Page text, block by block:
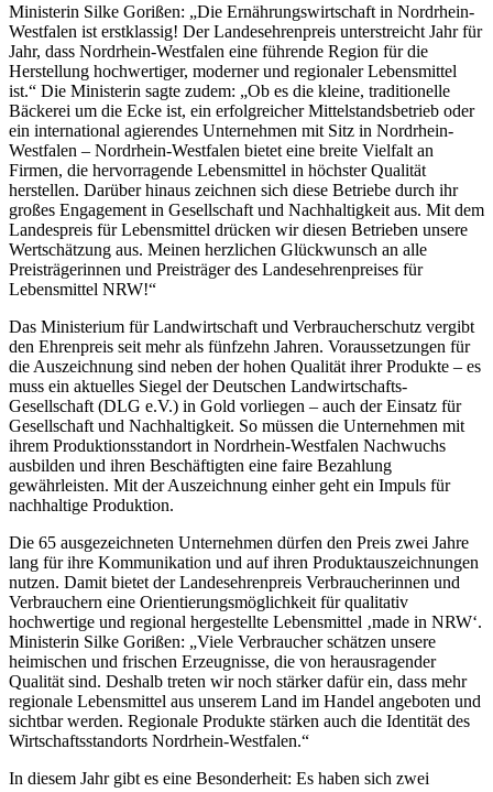
Ministerin Silke Gorißen: „Die Ernährungswirtschaft in Nordrhein-
Westfalen ist erstklassig! Der Landesehrenpreis unterstreicht Jahr für
Jahr, dass Nordrhein-Westfalen eine führende Region für die
Herstellung hochwertiger, moderner und regionaler Lebensmittel
ist.“ Die Ministerin sagte zudem: „Ob es die kleine, traditionelle
Bäckerei um die Ecke ist, ein erfolgreicher Mittelstandsbetrieb oder
ein international agierendes Unternehmen mit Sitz in Nordrhein-
Westfalen – Nordrhein-Westfalen bietet eine breite Vielfalt an
Firmen, die hervorragende Lebensmittel in höchster Qualität
herstellen. Darüber hinaus zeichnen sich diese Betriebe durch ihr
großes Engagement in Gesellschaft und Nachhaltigkeit aus. Mit dem
Landespreis für Lebensmittel drücken wir diesen Betrieben unsere
Wertschätzung aus. Meinen herzlichen Glückwunsch an alle
Preisträgerinnen und Preisträger des Landesehrenpreises für
Lebensmittel NRW!“
Das Ministerium für Landwirtschaft und Verbraucherschutz vergibt
den Ehrenpreis seit mehr als fünfzehn Jahren. Voraussetzungen für
die Auszeichnung sind neben der hohen Qualität ihrer Produkte – es
muss ein aktuelles Siegel der Deutschen Landwirtschafts-
Gesellschaft (DLG e.V.) in Gold vorliegen – auch der Einsatz für
Gesellschaft und Nachhaltigkeit. So müssen die Unternehmen mit
ihrem Produktionsstandort in Nordrhein-Westfalen Nachwuchs
ausbilden und ihren Beschäftigten eine faire Bezahlung
gewährleisten. Mit der Auszeichnung einher geht ein Impuls für
nachhaltige Produktion.
Die 65 ausgezeichneten Unternehmen dürfen den Preis zwei Jahre
lang für ihre Kommunikation und auf ihren Produktauszeichnungen
nutzen. Damit bietet der Landesehrenpreis Verbraucherinnen und
Verbrauchern eine Orientierungsmöglichkeit für qualitativ
hochwertige und regional hergestellte Lebensmittel ‚made in NRW‘.
Ministerin Silke Gorißen: „Viele Verbraucher schätzen unsere
heimischen und frischen Erzeugnisse, die von herausragender
Qualität sind. Deshalb treten wir noch stärker dafür ein, dass mehr
regionale Lebensmittel aus unserem Land im Handel angeboten und
sichtbar werden. Regionale Produkte stärken auch die Identität des
Wirtschaftsstandorts Nordrhein-Westfalen.“
In diesem Jahr gibt es eine Besonderheit: Es haben sich zwei